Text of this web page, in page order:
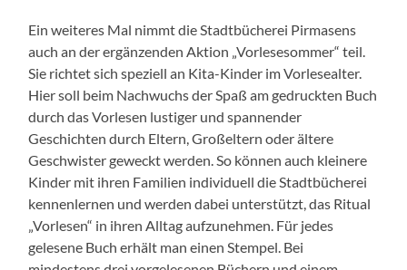
Ein weiteres Mal nimmt die Stadtbücherei Pirmasens
auch an der ergänzenden Aktion „Vorlesesommer“ teil.
Sie richtet sich speziell an Kita-Kinder im Vorlesealter.
Hier soll beim Nachwuchs der Spaß am gedruckten Buch
durch das Vorlesen lustiger und spannender
Geschichten durch Eltern, Großeltern oder ältere
Geschwister geweckt werden. So können auch kleinere
Kinder mit ihren Familien individuell die Stadtbücherei
kennenlernen und werden dabei unterstützt, das Ritual
„Vorlesen“ in ihren Alltag aufzunehmen. Für jedes
gelesene Buch erhält man einen Stempel. Bei